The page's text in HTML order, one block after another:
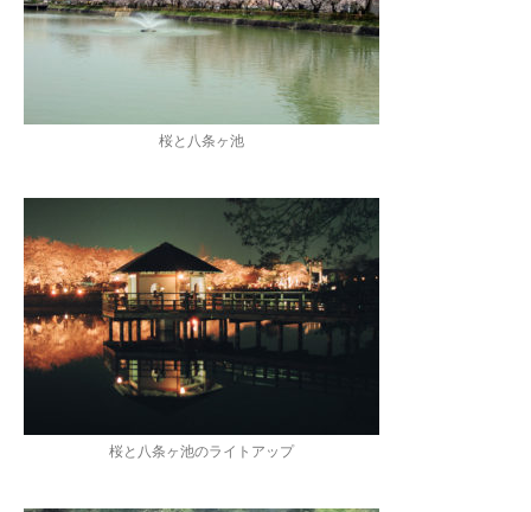
桜と八条ヶ池
桜と八条ヶ池のライトアップ